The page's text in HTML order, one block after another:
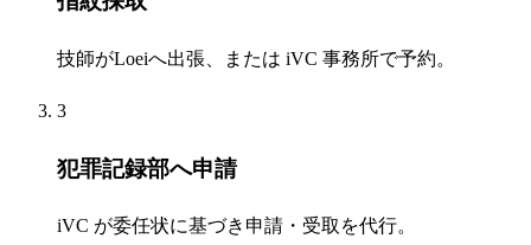
技師がLoeiへ出張、または iVC 事務所で予約。
3
犯罪記録部へ申請
iVC が委任状に基づき申請・受取を代行。